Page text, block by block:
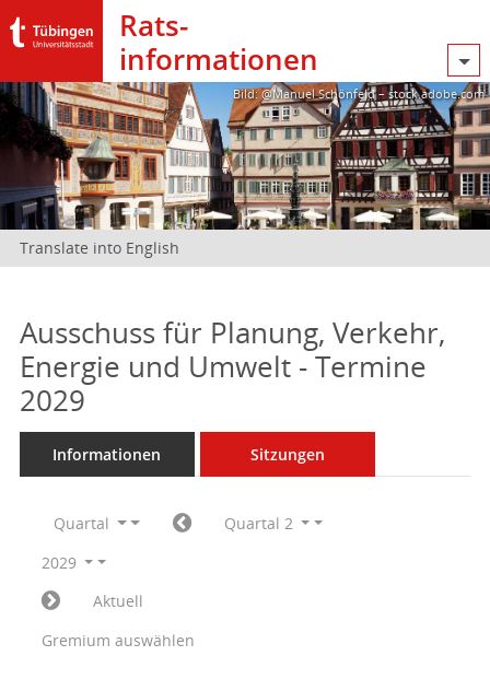
Rats­
informationen
Bild: @Manuel Schönfeld – stock.adobe.com
Translate into English
Ausschuss für Planung, Verkehr,
Energie und Umwelt - Termine
2029
Informationen Sitzungen
Quartal
Quartal 2
2029
Aktuell
Gremium auswählen